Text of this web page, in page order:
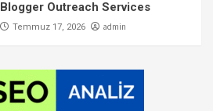
Blogger Outreach Services
Temmuz 17, 2026 admin